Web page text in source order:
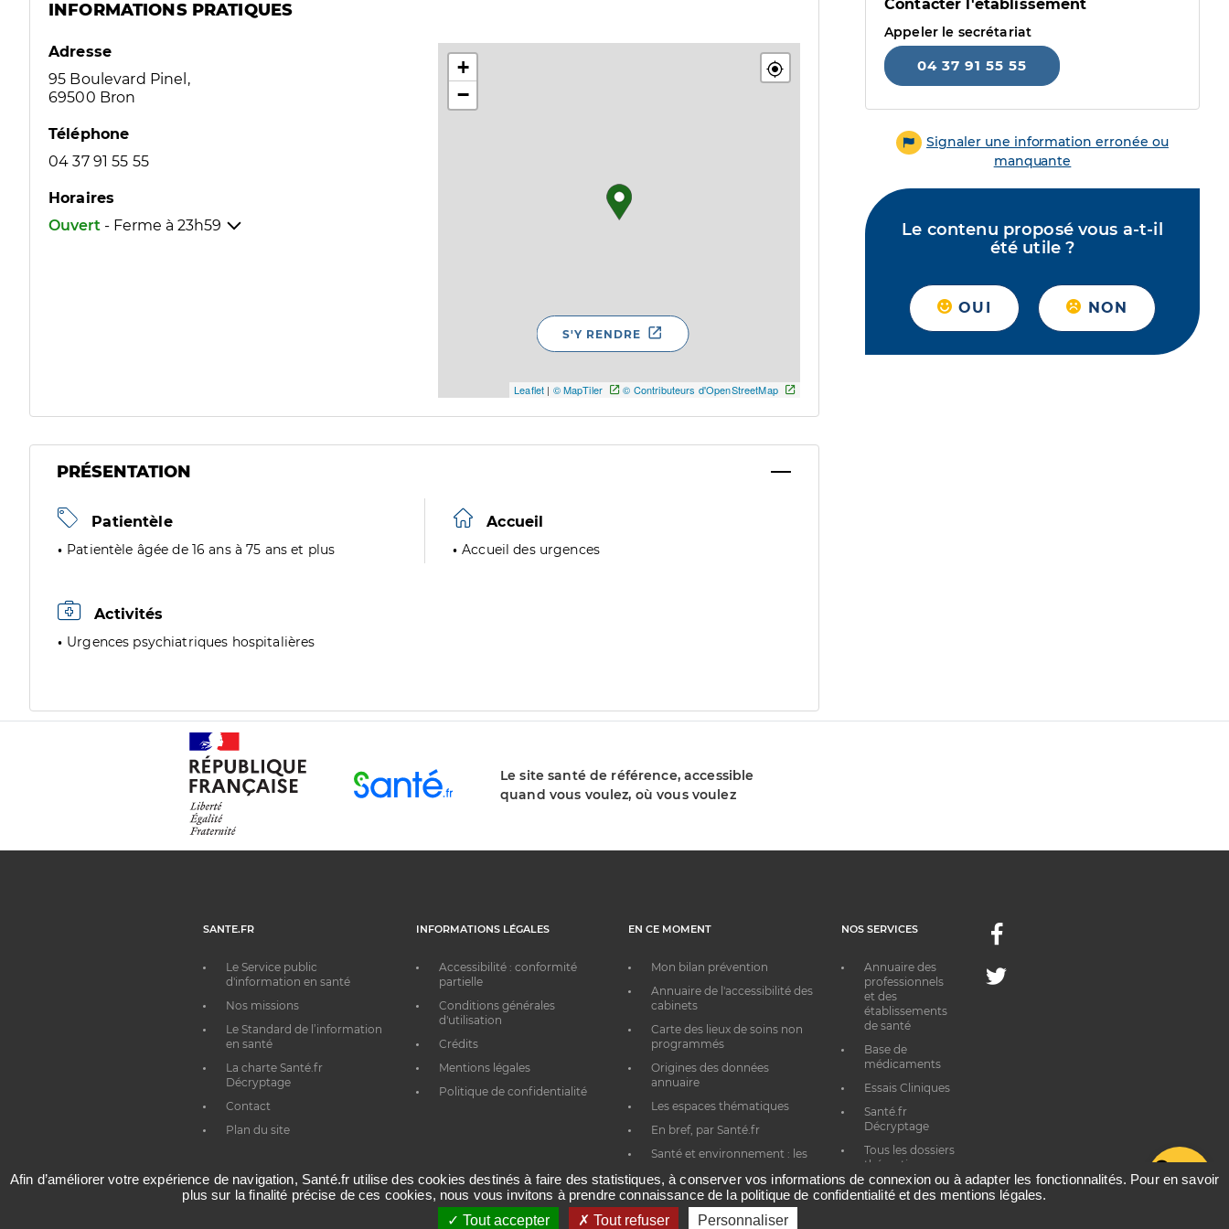
INFORMATIONS PRATIQUES
Adresse
95 Boulevard Pinel,
69500 Bron
Téléphone
04 37 91 55 55
Horaires
Ouvert - Ferme à 23h59
+
−
Leaflet | © MapTiler © Contributeurs d'OpenStreetMap
S'Y RENDRE
PRÉSENTATION
Patientèle
Patientèle âgée de 16 ans à 75 ans et plus
Accueil
Accueil des urgences
Activités
Urgences psychiatriques hospitalières
Contacter l'établissement
Appeler le secrétariat
04 37 91 55 55
Signaler une information erronée ou
manquante
Le contenu proposé vous a-t-il
été utile ?
OUI NON
Le site santé de référence, accessible
quand vous voulez, où vous voulez
SANTE.FR
Le Service public
d'information en santé
Nos missions
Le Standard de l’information
en santé
La charte Santé.fr
Décryptage
Contact
Plan du site
INFORMATIONS LÉGALES
Accessibilité : conformité
partielle
Conditions générales
d'utilisation
Crédits
Mentions légales
Politique de confidentialité
EN CE MOMENT
Mon bilan prévention
Annuaire de l'accessibilité des
cabinets
Carte des lieux de soins non
programmés
Origines des données
annuaire
Les espaces thématiques
En bref, par Santé.fr
Santé et environnement : les
NOS SERVICES
Annuaire des
professionnels
et des
établissements
de santé
Base de
médicaments
Essais Cliniques
Santé.fr
Décryptage
Tous les dossiers
thématiques
Facebook
Twitter
Afin d’améliorer votre expérience de navigation, Santé.fr utilise des cookies destinés à faire des statistiques, à conserver vos informations de connexion ou à adapter les fonctionnalités. Pour en savoir
plus sur la finalité précise de ces cookies, nous vous invitons à prendre connaissance de la politique de confidentialité et des mentions légales.
Tout accepter
Tout refuser Personnaliser